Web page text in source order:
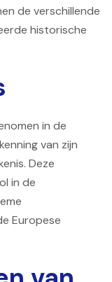
de verschillende
historische
in de
van zijn
Deze
in de
Europese